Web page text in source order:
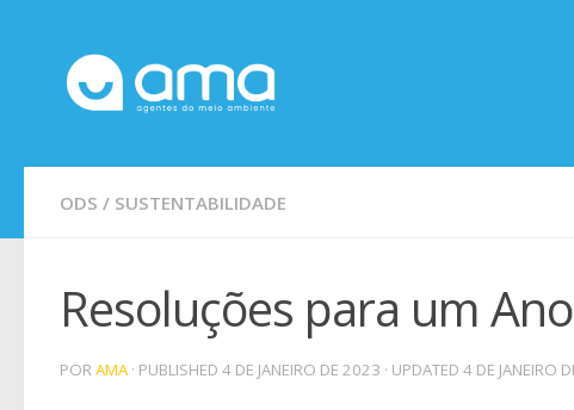
ODS / SUSTENTABILIDADE
Resoluções para um
PORAMA · PUBLISHED 4 DE JANEIRO DE 2023 · UPDATED 4 DE JANEIRO